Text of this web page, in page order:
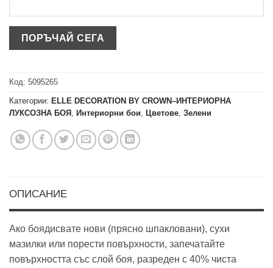
Код: 5095265
Категории: ELLE DECORATION BY CROWN–ИНТЕРИОРНА
ЛУКСОЗНА БОЯ Интериорни бои Цветове Зелени
ОПИСАНИЕ
Ако боядисвате нови (прясно шпакловани), сухи
мазилки или порести повърхности, запечатайте
повърхността със слой боя, разреден с 40% чиста